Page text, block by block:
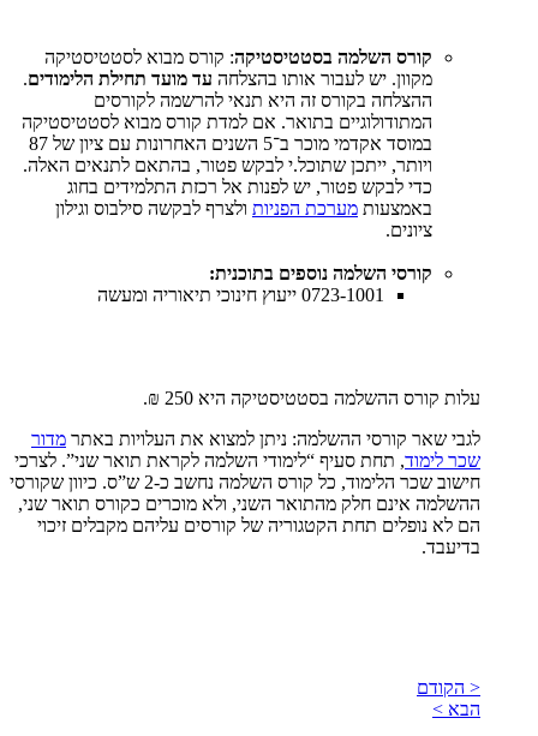
קורס השלמה בסטטיסטיקה: קורס מבוא לסטטיסטיקה
מקוון. יש לעבור אותו בהצלחה עד מועד תחילת הלימודים.
ההצלחה בקורס זה היא תנאי להרשמה לקורסים
המתודולוגיים בתואר. אם למדת קורס מבוא לסטטיסטיקה
במוסד אקדמי מוכר ב־5 השנים האחרונות עם ציון של 87
ויותר, ייתכן שתוכל.י לבקש פטור, בהתאם לתנאים האלה.
כדי לבקש פטור, יש לפנות אל רכזת התלמידים בחוג
באמצעות מערכת הפניות ולצרף לבקשה סילבוס וגילון
ציונים.
קורסי השלמה נוספים בתוכנית:
0723-1001 ייעוץ חינוכי תיאוריה ומעשה
עלות קורס ההשלמה בסטטיסטיקה היא 250 ₪.
לגבי שאר קורסי ההשלמה: ניתן למצוא את העלויות באתר מדור
שכר לימוד, תחת סעיף “לימודי השלמה לקראת תואר שני”. לצרכי
חישוב שכר הלימוד, כל קורס השלמה נחשב כ-2 ש”ס. כיוון שקורסי
ההשלמה אינם חלק מהתואר השני, ולא מוכרים כקורס תואר שני,
הם לא נופלים תחת הקטגוריה של קורסים עליהם מקבלים זיכוי
בדיעבד.
< הקודם
הבא >